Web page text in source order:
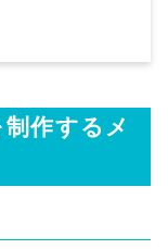
作するメ